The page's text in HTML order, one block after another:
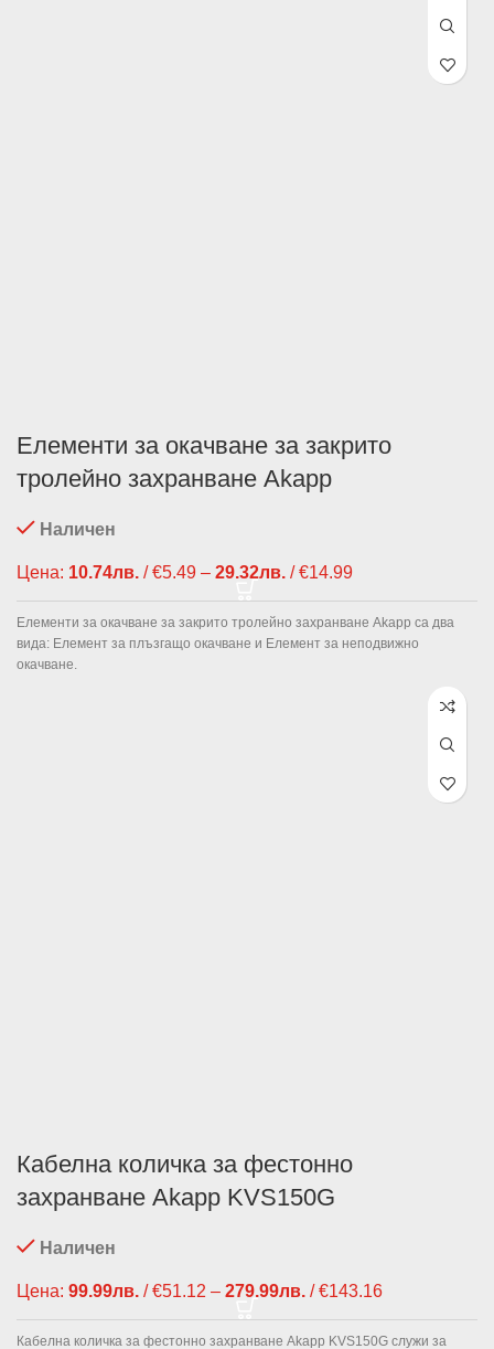
Елементи за окачване за закрито
тролейно захранване Akapp
Наличен
Цена: 10.74лв. / €5.49 – 29.32лв. / €14.99
€5.49 through
29.32лв. /
Елементи за окачване за закрито тролейно захранване Akapp са два
вида: Елемент за плъзгащо окачване и Елемент за неподвижно
окачване.
Кабелна количка за фестонно
захранване Akapp KVS150G
Наличен
Цена: 99.99лв. / €51.12 – 279.99лв. / €143.16
€51.12
Кабелна количка за фестонно захранване Akapp KVS150G служи за